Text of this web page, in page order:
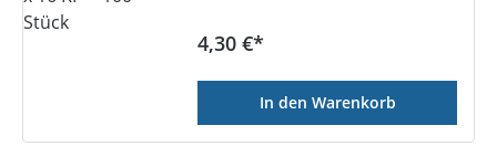
Regulärer Preis:
4,30 €*
In den Warenkorb